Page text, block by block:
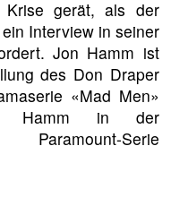
Krise gerät, als der
Interview in seiner
Jon Hamm ist
des Don Draper
«Mad Men»
Hamm in der
Serie